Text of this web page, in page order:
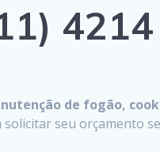
de fogão,
seu orçamento